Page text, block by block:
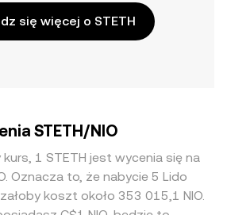
się więcej o STETH
STETH/NIO
1 STETH jest wycenia się na
Oznacza to, że nabycie 5 Lido
koszt około 353 015,1 NIO.